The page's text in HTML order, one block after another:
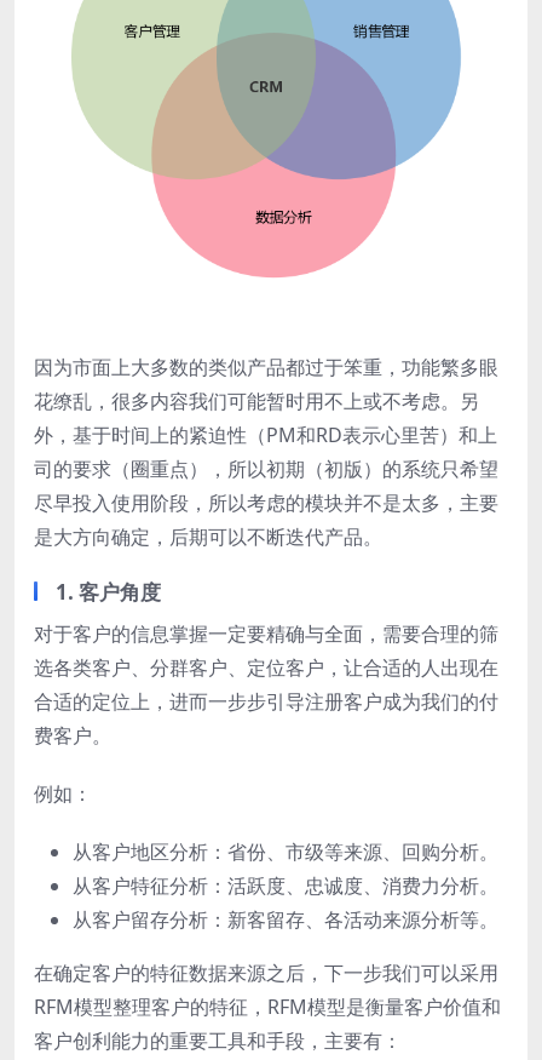
因为市面上大多数的类似产品都过于笨重，功能繁多眼
花缭乱，很多内容我们可能暂时用不上或不考虑。另
外，基于时间上的紧迫性（PM和RD表示心里苦）和上
司的要求（圈重点），所以初期（初版）的系统只希望
尽早投入使用阶段，所以考虑的模块并不是太多，主要
是大方向确定，后期可以不断迭代产品。
1. 客户角度
对于客户的信息掌握一定要精确与全面，需要合理的筛
选各类客户、分群客户、定位客户，让合适的人出现在
合适的定位上，进而一步步引导注册客户成为我们的付
费客户。
例如：
从客户地区分析：省份、市级等来源、回购分析。
从客户特征分析：活跃度、忠诚度、消费力分析。
从客户留存分析：新客留存、各活动来源分析等。
在确定客户的特征数据来源之后，下一步我们可以采用
RFM模型整理客户的特征，RFM模型是衡量客户价值和
客户创利能力的重要工具和手段，主要有：